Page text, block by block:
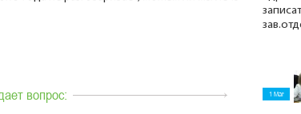
вопрос: 1 Mar